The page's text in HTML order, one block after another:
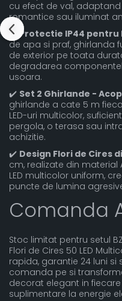
cu efect de val,
romantice sau iluminat
✔️ Protectie IP44 pentru
de apa si praf, ghirlanda
de exterior pe toata
degradarea
usoara.
✔️ Set 2 Ghirlande -
ghirlande a cate 5 m
LED-uri multicolor,
pergola, o terasa sau
achizitie.
✔️ Design Flori de Cires
cm, realizate din material
LED multicolor uniform,
puncte de lumina
Comanda
Stoc limitat pentru setul
Flori de Cires 50 LED
rapida, garantie 24 luni si
comanda pe si
decorat elegant in
suplimentare la energie